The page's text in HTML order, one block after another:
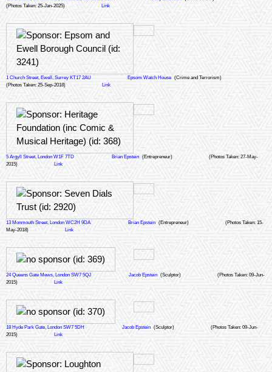
(Photos Taken: 25-Jan-2025)
Link
1 Church Street, Ewell, Surrey KT17 2AU Epsom Watch House (Crime and Terrorism)
(Photos Taken: 25-Sep-2018)
Link
5 Argyll Street, London W1F 7TD Brian Epstein (Entrepreneur)
(Photos Taken: 27-May-
2015)
Link
13 Monmouth Street, London WC2H 9DA Brian Epstein (Entrepreneur)
(Photos Taken: 15-
May-2018)
Link
24 Queens Gate Mews, London SW7 5QJ Jacob Epstein (Sculptor)
(Photos Taken: 09-Jun-
2015)
Link
18 Hyde Park Gate, London SW7 5DH Jacob Epstein (Sculptor)
(Photos Taken: 09-Jun-
2015)
Link